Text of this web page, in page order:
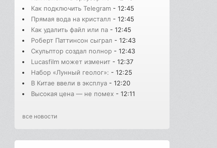
Как подключить Telegram - 12:45
Прямая вода на кристалл - 12:45
Как удалить файл или па - 12:45
Роберт Паттинсон сыграл - 12:43
Скульптор создал полнор - 12:43
Lucasfilm может изменит - 12:37
Набор «Лунный геолог»: - 12:25
В Китае ввели в эксплуа - 12:20
Высокая цена — не помех - 12:11
все новости